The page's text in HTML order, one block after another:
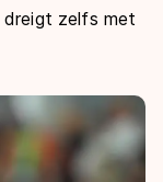
dreigt zelfs met